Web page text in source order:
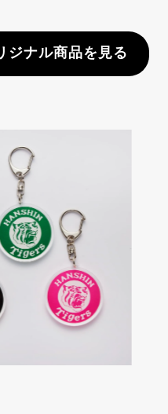
ジナル商品を見る